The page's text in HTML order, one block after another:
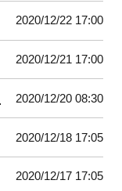
2020/12/22 17:00
2020/12/21 17:00
2020/12/20 08:30
2020/12/18 17:05
2020/12/17 17:05